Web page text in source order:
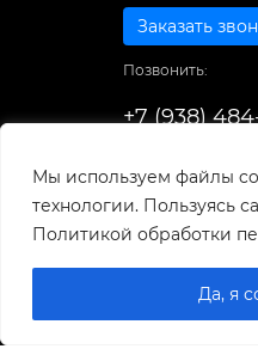
Мы используем файлы
технологии. Пользуясь
Политикой обработки
Да, я
Заказать
Позвонить:
+7 (938)